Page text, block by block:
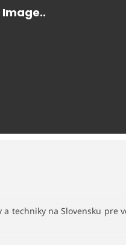
techniky na Slovensku pre